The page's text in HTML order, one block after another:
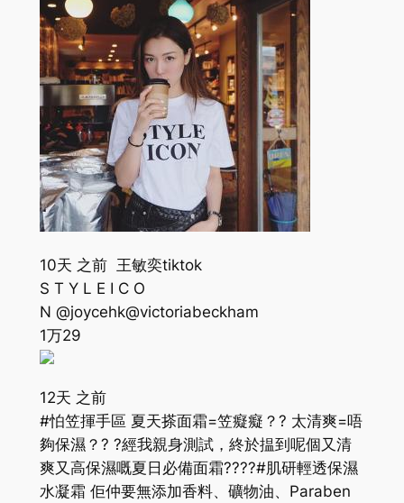
10天 之前 王敏奕tiktok
S T Y L E I C O
N @joycehk@victoriabeckham
1万29
12天 之前
#怕笠揮手區 夏天搽面霜=笠癡癡？? 太清爽=唔
夠保濕？? ?經我親身測試，終於揾到呢個又清
爽又高保濕嘅夏日必備面霜????#肌研輕透保濕
水凝霜 佢仲要無添加香料、礦物油、Paraben